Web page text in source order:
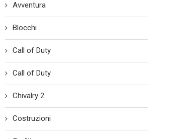
Avventura
Blocchi
Call of Duty
Call of Duty
Chivalry 2
Costruzioni